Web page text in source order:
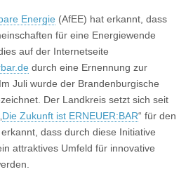
Energie (AfEE) hat erkannt, dass
für eine Energiewende
auf der Internetseite
durch eine Ernennung zur
Juli wurde der Brandenburgische
Der Landkreis setzt sich seit
Die Zukunft ist ERNEUER:BAR“ für den
dass durch diese Initiative
attraktives Umfeld für innovative